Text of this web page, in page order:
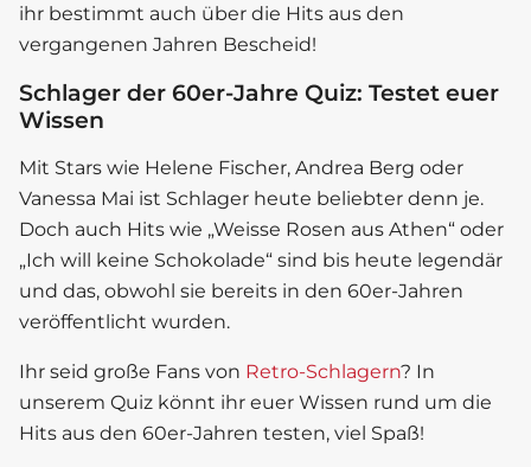
ihr bestimmt auch über die Hits aus den
vergangenen Jahren Bescheid!
Schlager der 60er-Jahre Quiz: Testet euer
Wissen
Mit Stars wie Helene Fischer, Andrea Berg oder
Vanessa Mai ist Schlager heute beliebter denn je.
Doch auch Hits wie „Weisse Rosen aus Athen“ oder
„Ich will keine Schokolade“ sind bis heute legendär
und das, obwohl sie bereits in den 60er-Jahren
veröffentlicht wurden.
Ihr seid große Fans von Retro-Schlagern? In
unserem Quiz könnt ihr euer Wissen rund um die
Hits aus den 60er-Jahren testen, viel Spaß!